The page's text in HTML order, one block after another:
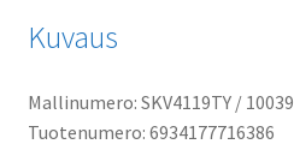
Kuvaus
Mallinumero: SKV4119TY / 10039
Tuotenumero: 6934177716386